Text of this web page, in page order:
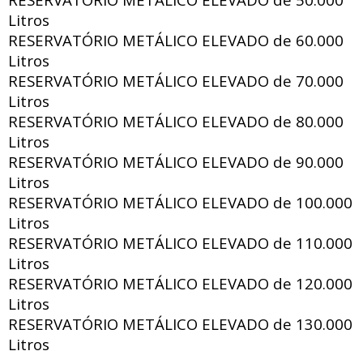
Litros
RESERVATÓRIO METÁLICO ELEVADO de 60.000
Litros
RESERVATÓRIO METÁLICO ELEVADO de 70.000
Litros
RESERVATÓRIO METÁLICO ELEVADO de 80.000
Litros
RESERVATÓRIO METÁLICO ELEVADO de 90.000
Litros
RESERVATÓRIO METÁLICO ELEVADO de 100.000
Litros
RESERVATÓRIO METÁLICO ELEVADO de 110.000
Litros
RESERVATÓRIO METÁLICO ELEVADO de 120.000
Litros
RESERVATÓRIO METÁLICO ELEVADO de 130.000
Litros